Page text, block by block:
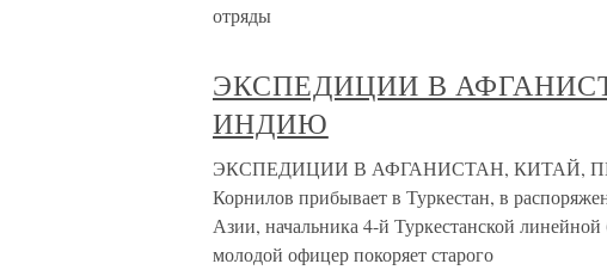
отряды
ЭКСПЕДИЦИИ В
ИНДИЮ
ЭКСПЕДИЦИИ В АФГАНИСТАН, КИТАЙ,
Корнилов прибывает в Туркестан, в
Азии, начальника 4-й Туркестанской
молодой офицер покоряет старого